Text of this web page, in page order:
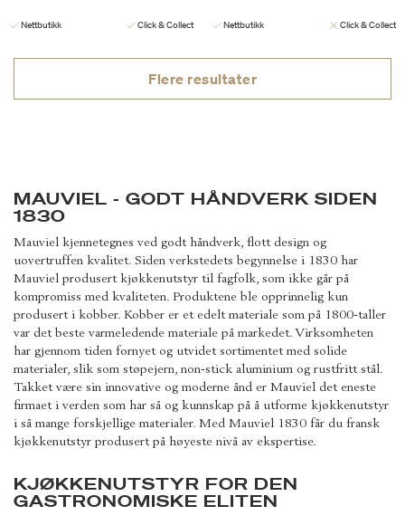
Nettbutikk Click & Collect Nettbutikk Click & Collect
Flere resultater
MAUVIEL - GODT HÅNDVERK SIDEN
1830
Mauviel kjennetegnes ved godt håndverk, flott design og
uovertruffen kvalitet. Siden verkstedets begynnelse i 1830 har
Mauviel produsert kjøkkenutstyr til fagfolk, som ikke går på
kompromiss med kvaliteten. Produktene ble opprinnelig kun
produsert i kobber. Kobber er et edelt materiale som på 1800-taller
var det beste varmeledende materiale på markedet. Virksomheten
har gjennom tiden fornyet og utvidet sortimentet med solide
materialer, slik som støpejern, non-stick aluminium og rustfritt stål.
Takket være sin innovative og moderne ånd er Mauviel det eneste
firmaet i verden som har så og kunnskap på å utforme kjøkkenutstyr
i så mange forskjellige materialer. Med Mauviel 1830 får du fransk
kjøkkenutstyr produsert på høyeste nivå av ekspertise.
KJØKKENUTSTYR FOR DEN
GASTRONOMISKE ELITEN